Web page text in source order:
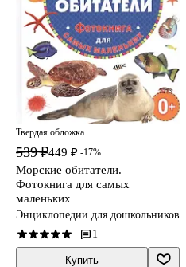
Твердая обложка
539 ₽449 ₽ -17%
Морские обитатели.
Фотокнига для самых
маленьких
Энциклопедии для дошкольников
· 1
Купить